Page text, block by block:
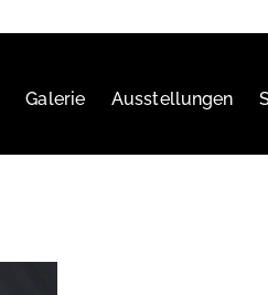
Galerie Ausstellungen